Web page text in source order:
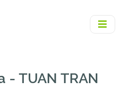
- TUAN TRAN